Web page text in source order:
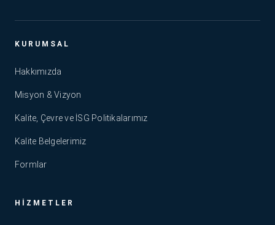
KURUMSAL
Hakkımızda
Misyon & Vizyon
Kalite, Çevre ve İSG Politikalarımız
Kalite Belgelerimiz
Formlar
HIZMETLER